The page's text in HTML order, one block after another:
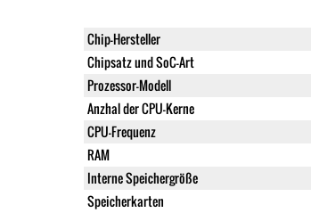
Chip-Hersteller
Chipsatz und SoC-Art
Prozessor-Modell
Anzhal der CPU-Kerne
CPU-Frequenz
RAM
Interne Speichergröße
Speicherkarten